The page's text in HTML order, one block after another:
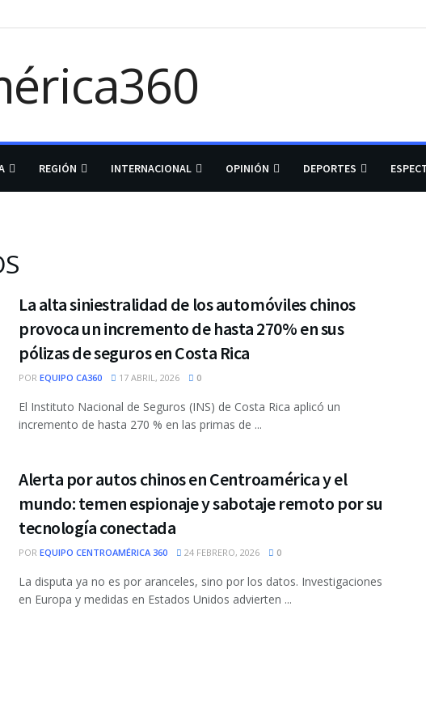
REGIÓN INTERNACIONAL OPINIÓN DEPORTES
La alta siniestralidad de los automóviles chinos
provoca un incremento de hasta 270% en sus
pólizas de seguros en Costa Rica
POR EQUIPO CA360 17 ABRIL, 2026 0
El Instituto Nacional de Seguros (INS) de Costa Rica aplicó un
incremento de hasta 270 % en las primas de ...
Alerta por autos chinos en Centroamérica y el
mundo: temen espionaje y sabotaje remoto por su
tecnología conectada
POR EQUIPO CENTROAMÉRICA 360 24 FEBRERO, 2026 0
La disputa ya no es por aranceles, sino por los datos. Investigaciones
en Europa y medidas en Estados Unidos advierten ...